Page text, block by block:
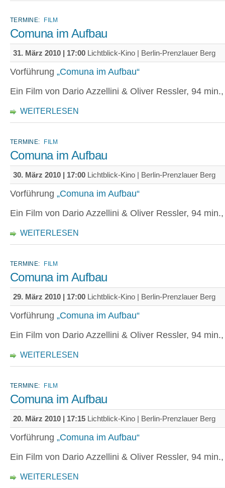
TERMINE: FILM
Comuna im Aufbau
31. März 2010 | 17:00 Lichtblick-Kino | Berlin-Prenzlauer Berg
Vorführung „Comuna im Aufbau“
Ein Film von Dario Azzellini & Oliver Ressler, 94
WEITERLESEN
TERMINE: FILM
Comuna im Aufbau
30. März 2010 | 17:00 Lichtblick-Kino | Berlin-Prenzlauer Berg
Vorführung „Comuna im Aufbau“
Ein Film von Dario Azzellini & Oliver Ressler, 94
WEITERLESEN
TERMINE: FILM
Comuna im Aufbau
29. März 2010 | 17:00 Lichtblick-Kino | Berlin-Prenzlauer Berg
Vorführung „Comuna im Aufbau“
Ein Film von Dario Azzellini & Oliver Ressler, 94
WEITERLESEN
TERMINE: FILM
Comuna im Aufbau
20. März 2010 | 17:15 Lichtblick-Kino | Berlin-Prenzlauer Berg
Vorführung „Comuna im Aufbau“
Ein Film von Dario Azzellini & Oliver Ressler, 94
WEITERLESEN